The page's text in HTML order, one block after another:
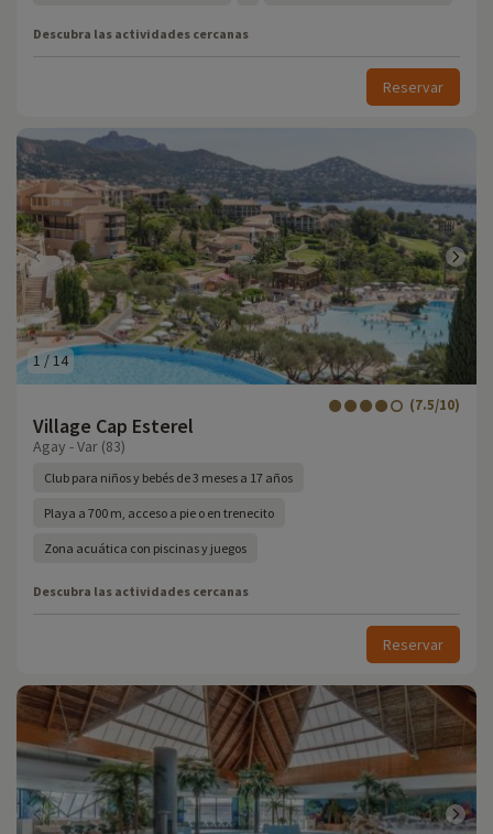
Descubra las actividades cercanas
Reservar
1 /14
Village Cap Esterel
(7.5/10)
Agay - Var (83)
Club para niños y bebés de 3 meses a 17 años
Playa a 700 m, acceso a pie o en trenecito
Zona acuática con piscinas y juegos
Descubra las actividades cercanas
Reservar